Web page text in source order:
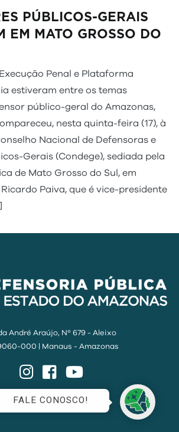
PÚBLICOS-GERAIS
EM MATO GROSSO DO
Penal e Plataforma
estiveram entre os temas
público-geral do Amazonas,
nesta quinta-feira (17), à
Nacional de Defensoras e
Gerais (Condege), sediada pela
de Mato Grosso do Sul, em
Paiva, que é vice-presidente
André Araújo, Nº 679 - Aleixo
000 | Manaus - Amazonas
InstagramFacebook
FALE CONOSCO!